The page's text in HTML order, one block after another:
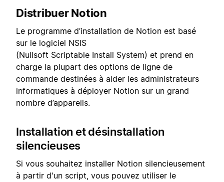
Distribuer Notion
Le programme d’installation de Notion est basé
sur le logiciel NSIS
(Nullsoft Scriptable Install System) et prend en
charge la plupart des options de ligne de
commande destinées à aider les administrateurs
informatiques à déployer Notion sur un grand
nombre d’appareils.
Installation et désinstallation
silencieuses
Si vous souhaitez installer Notion silencieusement
à partir d'un script, vous pouvez utiliser le